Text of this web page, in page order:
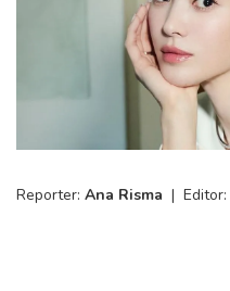
Reporter: Ana Risma | Editor: